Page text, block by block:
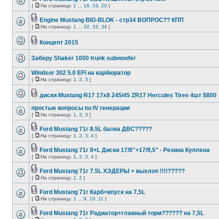
[ На страницу: 1 18 19 20 ]
Engine Mustang BIG-BLOK - стр34 ВОПРОС?? КПП
[ На страницу: 1 32 33 34 ]
Концепт 2015
Заберу Shaker 1000 trunk subwoofer
Windsor 302 5.0 EFI на карбюратор
[ На страницу: 1 2 3 ]
диски Mustang R17 17x8 245/45 ZR17 Hercules Tires 4шт $800
простые вопросы по IV генерации
[ На страницу: 1 2 3 ]
Ford Mustang 71г 8.5L балка ДВС?????
[ На страницу: 1 2 3 4 ]
Ford Mustang 71г 8+L Диски 17/8"+17/9,5" - Резина Куплена
[ На страницу: 1 2 3 4 ]
Ford Mustang 71г 7.5L ХЭДЕРЫ + выхлоп !!!!?????
[ На страницу: 1 2 ]
Ford Mustang 71г Карб+впуск на 7,5L
[ На страницу: 1 9 10 11 ]
Ford Mustang 71г Радиатор+главный торм?????? на 7,5L